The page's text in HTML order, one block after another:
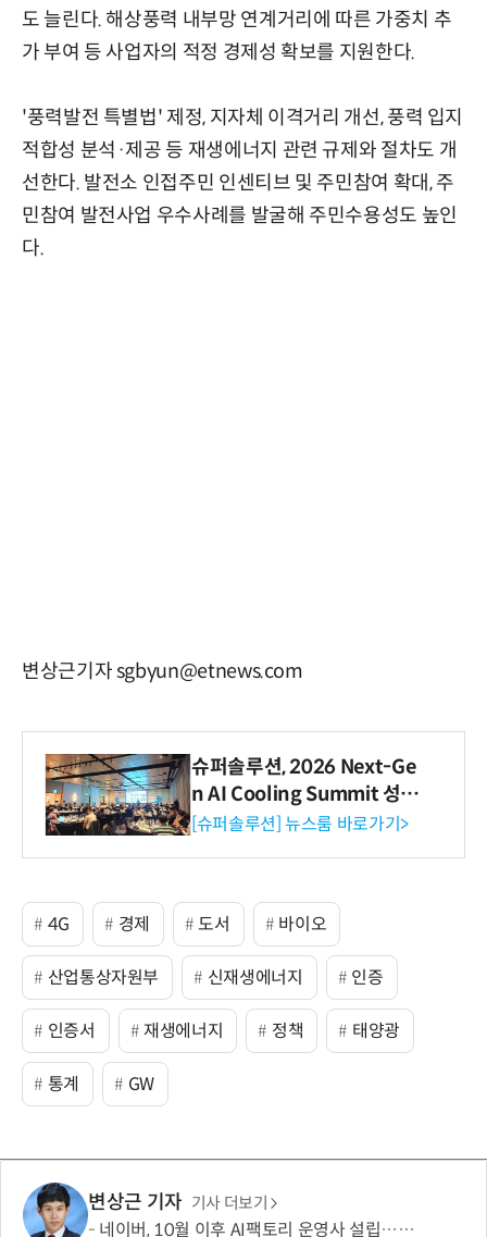
도 늘린다. 해상풍력 내부망 연계거리에 따른 가중치 추
가 부여 등 사업자의 적정 경제성 확보를 지원한다.
'풍력발전 특별법' 제정, 지자체 이격거리 개선, 풍력 입지
적합성 분석·제공 등 재생에너지 관련 규제와 절차도 개
선한다. 발전소 인접주민 인센티브 및 주민참여 확대, 주
민참여 발전사업 우수사례를 발굴해 주민수용성도 높인
다.
변상근기자 sgbyun@etnews.com
슈퍼솔루션, 2026 Next-Ge
n AI Cooling Summit 성황
리 성료
[슈퍼솔루션] 뉴스룸 바로가기>
4G 경제 도서 바이오
산업통상자원부 신재생에너지 인증
인증서 재생에너지 정책 태양광
통계 GW
변상근 기자 기사 더보기
네이버, 10월 이후 AI팩토리 운영사 설립…팀네이버 조직 투입하고 에셋라이트로 운영